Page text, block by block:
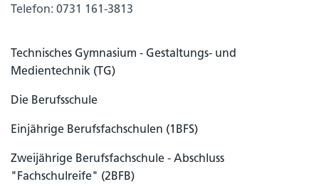
Telefon: 0731 161-3813
Technisches Gymnasium - Gestaltungs- und
Medientechnik (TG)
Die Berufsschule
Einjährige Berufsfachschulen (1BFS)
Zweijährige Berufsfachschule - Abschluss
"Fachschulreife" (2BFB)